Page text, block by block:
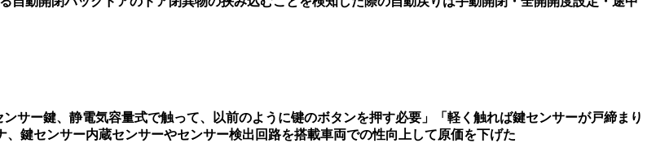
サー鍵、静電気容量式で触って、以前のように键のボタンを押す必要」「軽く触れば鍵センサーが戸締まり
鍵センサー内蔵センサーやセンサー検出回路を搭載車両での性向上して原価を下げた